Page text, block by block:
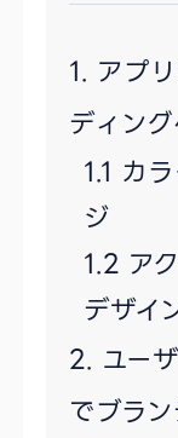
アプ
ディン
カ
ジ
ア
デザイ
ユー
でブラ